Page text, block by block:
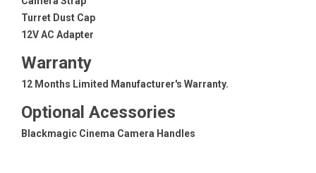
Turret Dust Cap
12V AC Adapter
Warranty
12 Months Limited Manufacturer's Warranty.
Optional Acessories
Blackmagic Cinema Camera Handles